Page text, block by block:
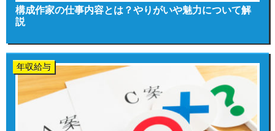
構成作家の仕事内容とは？やりがいや魅力について解
説
年収給与